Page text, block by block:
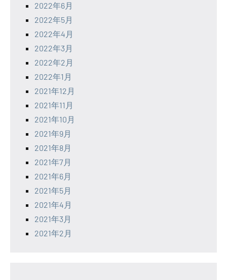
2022年6月
2022年5月
2022年4月
2022年3月
2022年2月
2022年1月
2021年12月
2021年11月
2021年10月
2021年9月
2021年8月
2021年7月
2021年6月
2021年5月
2021年4月
2021年3月
2021年2月